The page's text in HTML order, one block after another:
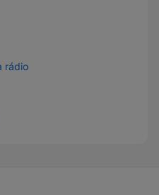
rádio